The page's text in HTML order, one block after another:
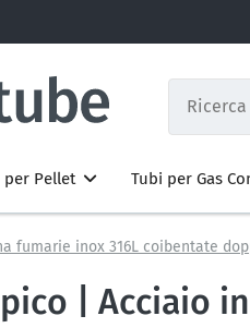
per Pellet Tubi per Gas
fumarie inox 316L coibentate
| Acciaio